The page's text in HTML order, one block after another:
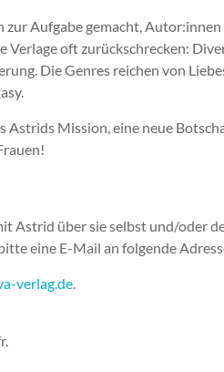
zur Aufgabe gemacht,
Verlage oft zurückschrecken:
Die Genres reichen von
Astrids Mission, eine neue
Astrid über sie selbst und/oder
eine E-Mail an folgende
verlag.de